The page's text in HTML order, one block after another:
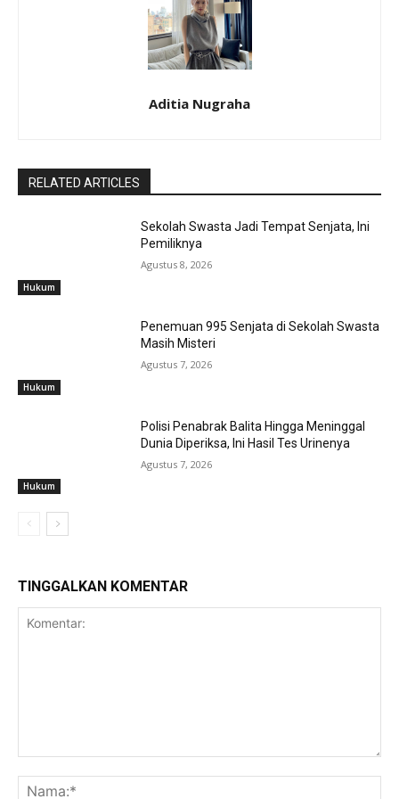
Aditia Nugraha
RELATED ARTICLES
Hukum
Sekolah Swasta Jadi Tempat Senjata, Ini
Pemiliknya
Agustus 8, 2026
Hukum
Penemuan 995 Senjata di Sekolah Swasta
Masih Misteri
Agustus 7, 2026
Hukum
Polisi Penabrak Balita Hingga Meninggal
Dunia Diperiksa, Ini Hasil Tes Urinenya
Agustus 7, 2026
TINGGALKAN KOMENTAR